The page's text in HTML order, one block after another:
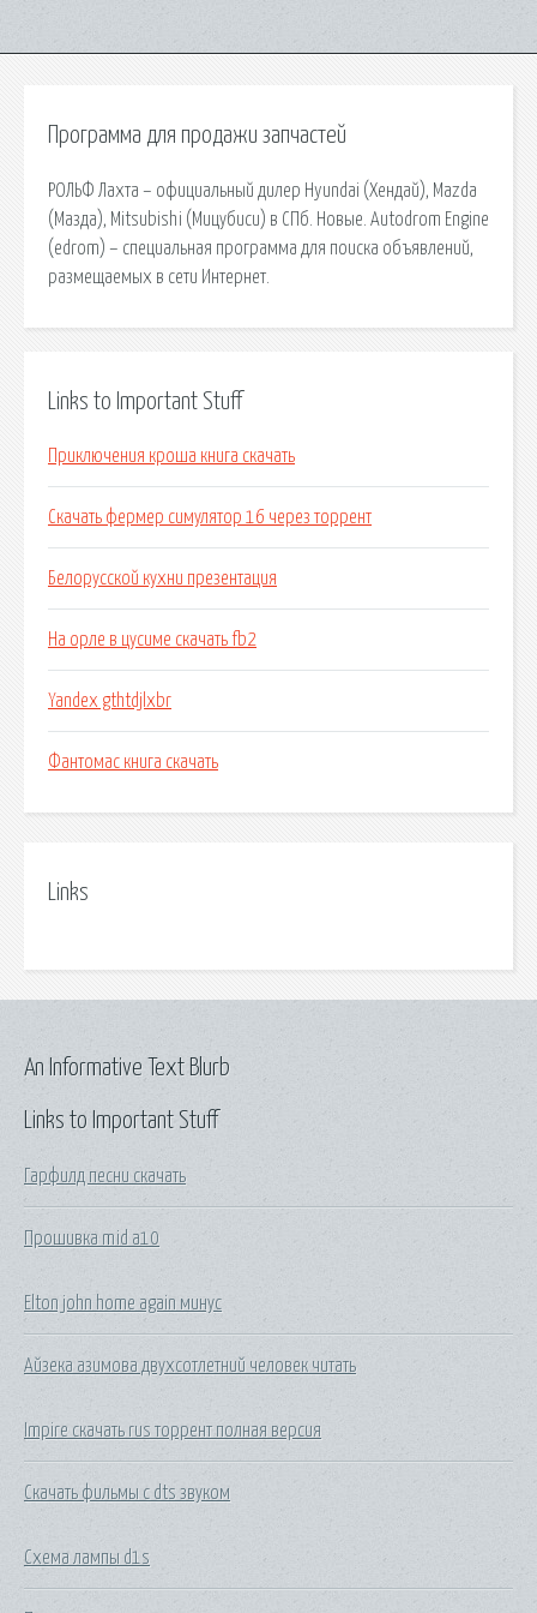
Программа для продажи запчастей
РОЛЬФ Лахта – официальный дилер Hyundai (Хендай), Mazda
(Мазда), Mitsubishi (Мицубиси) в CПб. Новые. Autodrom Engine
(edrom) – специальная программа для поиска объявлений,
размещаемых в сети Интернет.
Links to Important Stuff
Приключения кроша книга скачать
Скачать фермер симулятор 16 через торрент
Белорусской кухни презентация
На орле в цусиме скачать fb2
Yandex gthtdjlxbr
Фантомас книга скачать
Links
Links to Important Stuff
Гарфилд песни скачать
Прошивка mid a10
Elton john home again минус
Айзека азимова двухсотлетний человек читать
Impire скачать rus торрент полная версия
Скачать фильмы с dts звуком
Схема лампы d1s
An Informative Text Blurb